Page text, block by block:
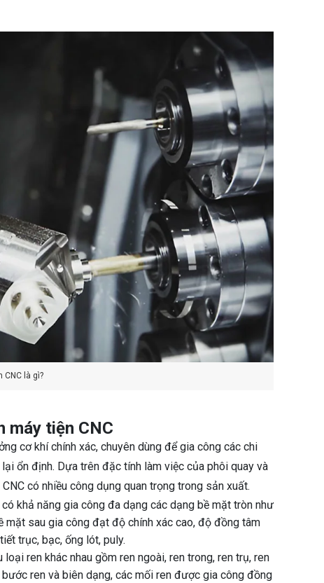
CNC là gì?
máy tiện CNC
cơ khí chính xác, chuyên dùng để gia công các chi
ổn định. Dựa trên đặc tính làm việc của phôi quay và
có nhiều công dụng quan trọng trong sản xuất.
có khả năng gia công đa dạng các dạng bề mặt tròn như
sau gia công đạt độ chính xác cao, độ đồng tâm
trục, bạc, ống lót, puly.
loại ren khác nhau gồm ren ngoài, ren trong, ren trụ, ren
ren và biên dạng, các mối ren được gia công đồng